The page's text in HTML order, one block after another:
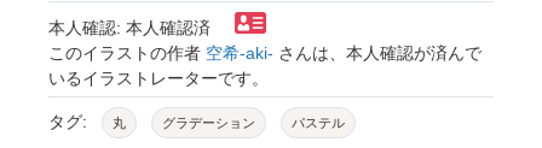
本人確認: 本人確認済
このイラストの作者 空希-aki- さんは、本人確認が済んで
いるイラストレーターです。
タグ: 丸 グラデーション パステル